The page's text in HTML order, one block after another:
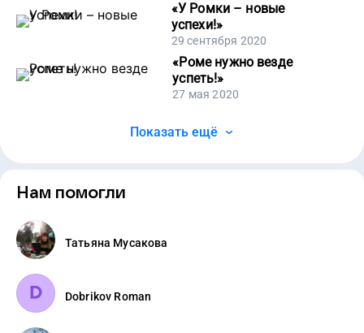
«У Ромки – новые
успехи!»
29 сентября 2020
«Роме нужно везде
успеть!»
27 мая 2020
Показать ещё
Нам помогли
Татьяна Мусакова
Dobrikov Roman